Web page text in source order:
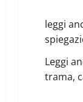
leggi
Leggi
trama,